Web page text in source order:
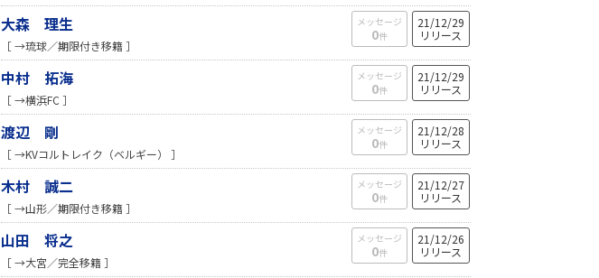
大森 理生
［ →琉球／期限付き移籍 ］
メッセージ
0件
21/12/29
リリース
中村 拓海
［ →横浜FC ］
メッセージ
0件
21/12/29
リリース
渡辺 剛
［ →KVコルトレイク（ベルギー） ］
メッセージ
0件
21/12/28
リリース
木村 誠二
［ →山形／期限付き移籍 ］
メッセージ
0件
21/12/27
リリース
山田 将之
［ →大宮／完全移籍 ］
メッセージ
0件
21/12/26
リリース